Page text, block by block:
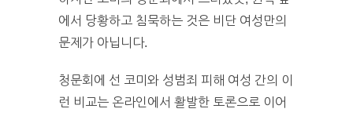
에서 당황하고 침묵하는 것은 비단 여성만의
문제가 아닙니다.
청문회에 선 코미와 성범죄 피해 여성 간의 이
런 비교는 온라인에서 활발한 토론으로 이어